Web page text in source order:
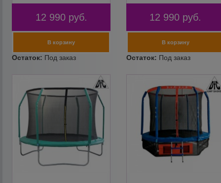
12 990 руб. 12 990 руб.